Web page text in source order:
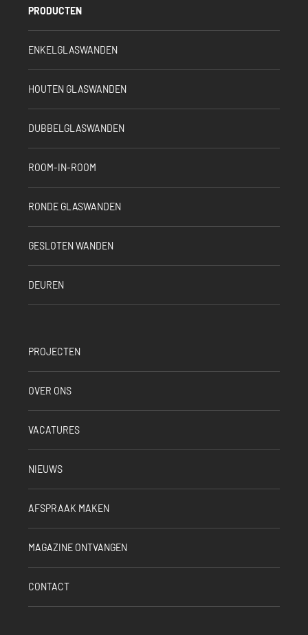
PRODUCTEN
ENKELGLASWANDEN
HOUTEN GLASWANDEN
DUBBELGLASWANDEN
ROOM-IN-ROOM
RONDE GLASWANDEN
GESLOTEN WANDEN
DEUREN
PROJECTEN
OVER ONS
VACATURES
NIEUWS
AFSPRAAK MAKEN
MAGAZINE ONTVANGEN
CONTACT